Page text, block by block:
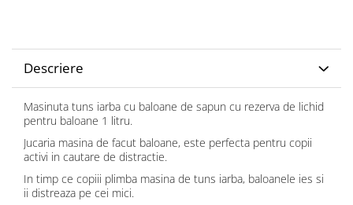
Descriere
Masinuta tuns iarba cu baloane de sapun cu rezerva de lichid
pentru baloane 1 litru.
Jucaria masina de facut baloane, este perfecta pentru copii
activi in cautare de distractie.
In timp ce copiii plimba masina de tuns iarba, baloanele ies si
ii distreaza pe cei mici.